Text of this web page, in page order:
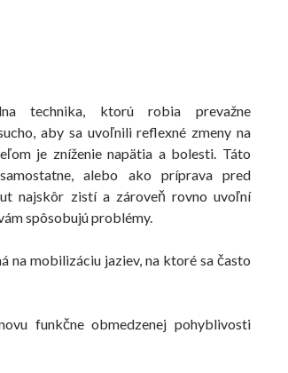
technika, ktorú robia prevažne
aby sa uvoľnili reflexné zmeny na
je zníženie napätia a bolesti. Táto
alebo ako príprava pred
najskôr zistí a zároveň rovno uvoľní
spôsobujú problémy.
na mobilizáciu jaziev, na ktoré sa často
funkčne obmedzenej pohyblivosti